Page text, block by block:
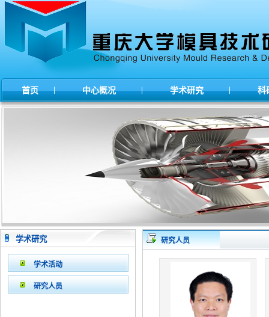
首页 | 中心概况 | 学术研究 | 科
学术研究
学术活动
研究人员
研究人员